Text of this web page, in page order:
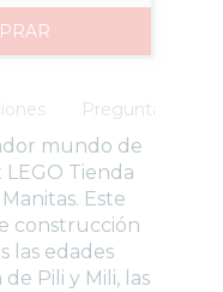
Preguntas
mundo de
Tienda
Este
construcción
las edades
Pili y Mili, las